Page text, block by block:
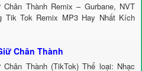
Thành Remix – Gurbane, NVT
Tik Tok Remix MP3 Hay Nhất Kích
Chân Thành
Thành (TikTok) Thể loại: Nhạc